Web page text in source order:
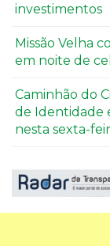
investimentos
Missão Velha
em noite de
Caminhão do
de Identidade
nesta sexta-